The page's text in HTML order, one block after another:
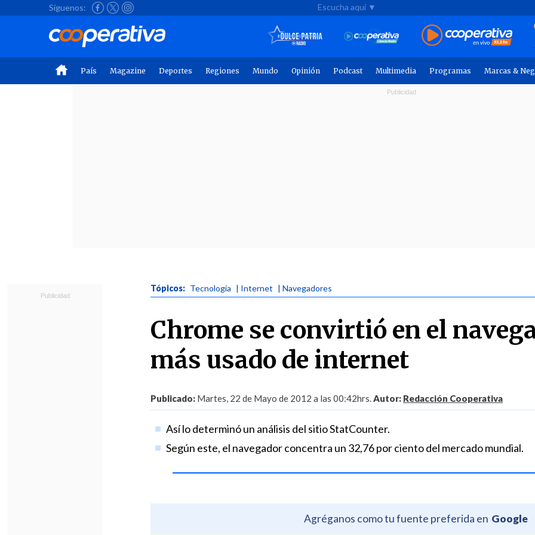
Síguenos: Escucha aquí ▼
País Magazine Deportes Regiones Mundo Opinión Podcast Multimedia Programas Marcas &
Tópicos: Tecnología | Internet | Navegadores
Chrome se convirtió en el
más usado de internet
Publicado: Martes, 22 de Mayo de 2012 a las 00:42hrs.Autor: Redacción Cooperativa
Así lo determinó un análisis del sitio StatCounter.
Según este, el navegador concentra un 32,76 por ciento del mercado mundial.
Agréganos como tu fuente preferida en Google